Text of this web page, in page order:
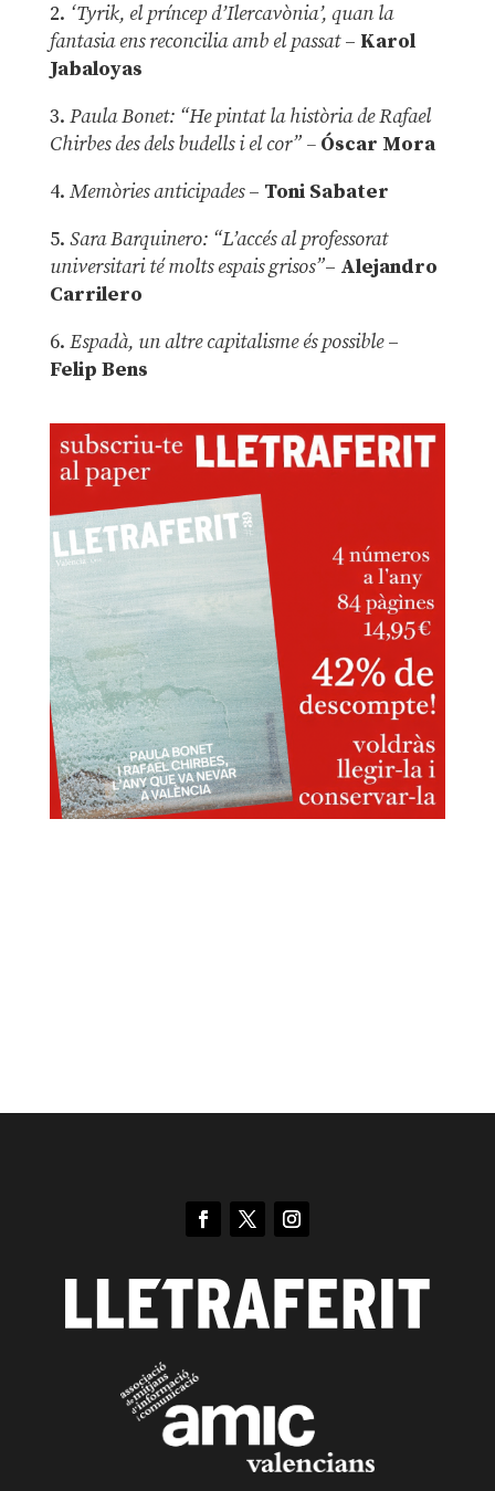
2. ‘Tyrik, el príncep d’Ilercavònia’, quan la
fantasia ens reconcilia amb el passat– Karol
Jabaloyas
3. Paula Bonet: “He pintat la història de Rafael
Chirbes des dels budells i el cor” –Óscar Mora
4. Memòries anticipades– Toni Sabater
5. Sara Barquinero: “L’accés al professorat
universitari té molts espais grisos”– Alejandro
Carrilero
6. Espadà, un altre capitalisme és possible –
Felip Bens